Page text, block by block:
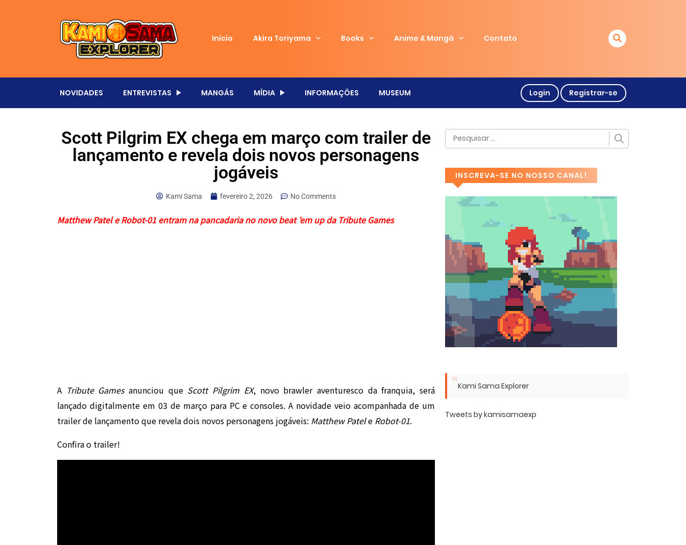
Início Akira Toriyama Books Anime & Mangá Contato
NOVIDADES ENTREVISTAS MANGÁS MÍDIA INFORMAÇÕES MUSEUM Login Registrar-se
Scott Pilgrim EX chega em março com trailer de
lançamento e revela dois novos personagens
jogáveis
Kami Sama fevereiro 2, 2026 No Comments
Matthew Patel e Robot-01 entram na pancadaria no novo beat ’em up da Tribute Games
A Tribute Gamesanunciou que Scott Pilgrim EX, novo brawler aventuresco da franquia, será
lançado digitalmente em 03 de março para PC e consoles. A novidade veio acompanhada de um
trailer de lançamento que revela dois novos personagens jogáveis: Matthew Patele Robot-01.
Confira o trailer!
INSCREVA-SE NO NOSSO CANAL!
Kami Sama Explorer
Tweets by kamisamaexp